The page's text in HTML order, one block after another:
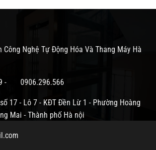
Công Nghệ Tự Động Hóa Và Thang Máy Hà
- 0906.296.566
17 - Lô 7 - KĐT Đền Lừ 1 - Phường Hoàng
Mai - Thành phố Hà nội